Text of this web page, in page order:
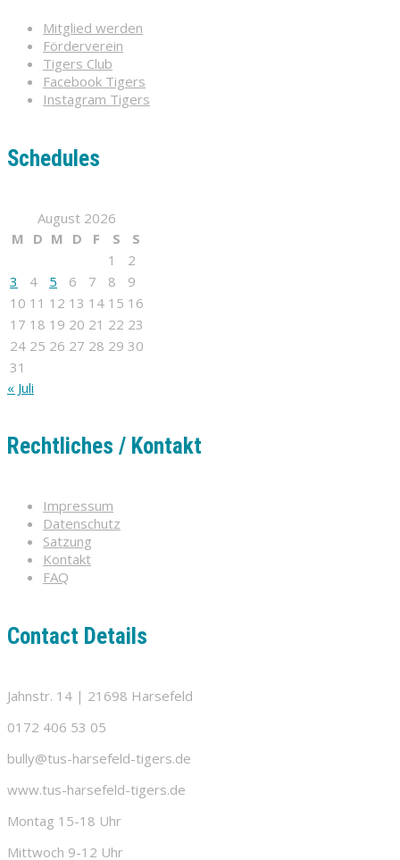
Mitglied werden
Förderverein
Tigers Club
Facebook Tigers
Instagram Tigers
Schedules
August 2026
M D M D F S
S
1
2
3
4 5 6 7 8
9
10 11 12 13 14 15 16
17 18 19 20 21 22 23
24 25 26 27 28 29 30
31
« Juli
Rechtliches / Kontakt
Impressum
Datenschutz
Satzung
Kontakt
FAQ
Contact Details
Jahnstr. 14 | 21698 Harsefeld
0172 406 53 05
bully@tus-harsefeld-tigers.de
www.tus-harsefeld-tigers.de
Montag 15-18 Uhr
Mittwoch 9-12 Uhr